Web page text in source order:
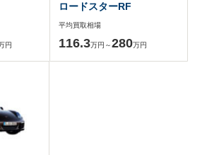
円
ロードスターRF
平均買取相場
116.3万円～280万円